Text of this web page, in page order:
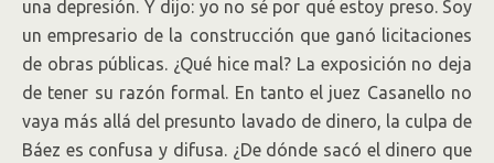
una depresión. Y dijo: yo no sé por qué estoy preso. Soy
un empresario de la construcción que ganó licitaciones
de obras públicas. ¿Qué hice mal? La exposición no deja
de tener su razón formal. En tanto el juez Casanello no
vaya más allá del presunto lavado de dinero, la culpa de
Báez es confusa y difusa. ¿De dónde sacó el dinero que